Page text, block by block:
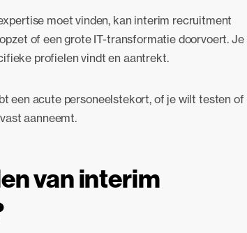
moet vinden, kan interim recruitment
of een grote IT-transformatie doorvoert. Je
profielen vindt en aantrekt.
een acute personeelstekort, of je wilt testen of
aanneemt.
van interim